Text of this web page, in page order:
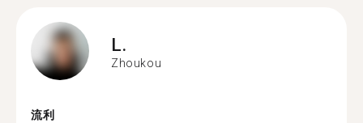
L.
Zhoukou
流利